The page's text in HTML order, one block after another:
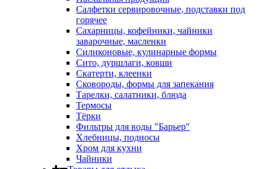
Салфетки сервировочные, подставки под
горячее
Сахарницы, кофейники, чайники
заварочные, масленки
Силиконовые, кулинарные формы
Сито, дуршлаги, ковши
Скатерти, клеенки
Сковороды, формы для запекания
Тарелки, салатники, блюда
Термосы
Тёрки
Фильтры для воды "Барьер"
Хлебницы, подносы
Хром для кухни
Чайники